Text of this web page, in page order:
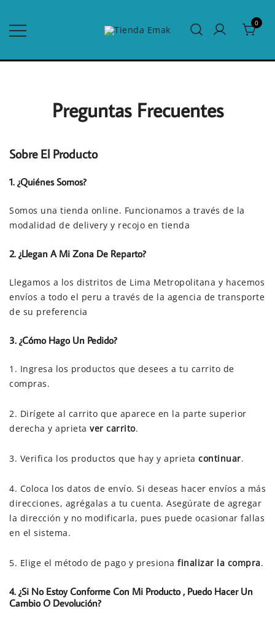
contenido
0
Preguntas Frecuentes
Sobre El Producto
1. ¿Quiénes Somos?
Somos una tienda online. Funcionamos a través de la
modalidad de delivery y recojo en tienda
2. ¿Llegan A Mi Zona De Reparto?
Llegamos a los distritos de Lima Metropolitana y hacemos
envíos a todo el peru a través de la agencia de transporte
de su preferencia
3. ¿Cómo Hago Un Pedido?
1. Ingresa los productos que desees a tu carrito de
compras.
2. Dirígete al carrito que aparece en la parte superior
derecha y aprieta ver carrito.
3. Verifica los productos que hay y aprieta continuar.
4. Coloca los datos de envío. Si deseas hacer envíos a más
direcciones, agrégalas a tu cuenta. Asegúrate de agregar
la dirección y no modificarla, pues puede ocasionar fallas
en el sistema.
5. Elige el método de pago y presiona finalizar la compra.
4. ¿Si No Estoy Conforme Con Mi Producto , Puedo Hacer Un
CambioO Devolución?